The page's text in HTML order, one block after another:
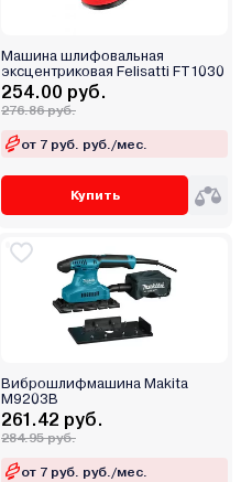
Машина шлифовальная
эксцентриковая Felisatti FT1030
254.00 руб.
276.86 руб.
от 7 руб. руб./мес.
Купить
Виброшлифмашина Makita
M9203B
261.42 руб.
284.95 руб.
от 7 руб. руб./мес.